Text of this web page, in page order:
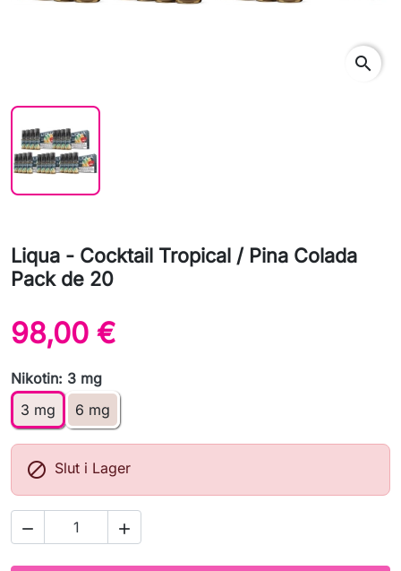
search
Liqua - Cocktail Tropical / Pina Colada
Pack de 20
98,00 €
Nikotin: 3 mg
3 mg
6 mg
 Slut i Lager
 